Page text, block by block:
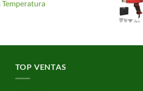
Temperatura
TOP VENTAS